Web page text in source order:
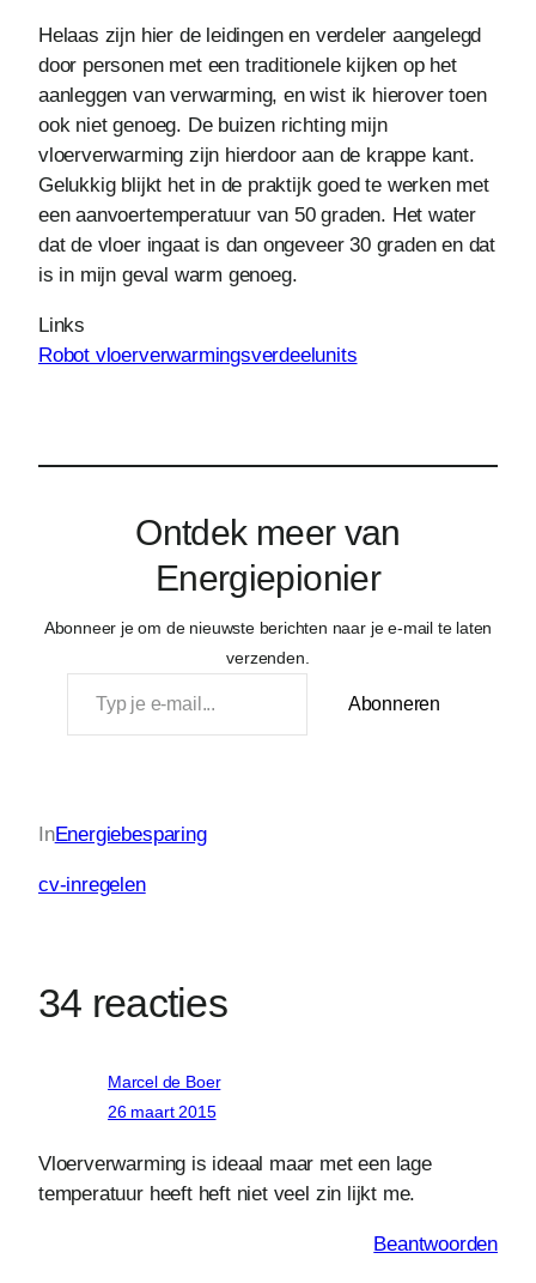
Helaas zijn hier de leidingen en verdeler aangelegd
door personen met een traditionele kijken op het
aanleggen van verwarming, en wist ik hierover toen
ook niet genoeg. De buizen richting mijn
vloerverwarming zijn hierdoor aan de krappe kant.
Gelukkig blijkt het in de praktijk goed te werken met
een aanvoertemperatuur van 50 graden. Het water
dat de vloer ingaat is dan ongeveer 30 graden en dat
is in mijn geval warm genoeg.
Links
Robot vloerverwarmingsverdeelunits
Ontdek meer van
Energiepionier
Abonneer je om de nieuwste berichten naar je e-mail te laten
verzenden.
Typ je e-mail…
Abonneren
InEnergiebesparing
cv-inregelen
34 reacties
Marcel de Boer
26 maart 2015
Vloerverwarming is ideaal maar met een lage
temperatuur heeft heft niet veel zin lijkt me.
Beantwoorden